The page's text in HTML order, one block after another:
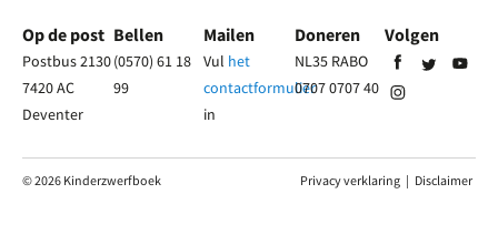
Op de post
Postbus 2130
7420 AC
Deventer
Bellen
(0570) 61 18
99
Mailen
Vul het
contactformulier
in
Doneren
NL35 RABO
0707 0707 40
Volgen
© 2026 Kinderzwerfboek Privacy verklaring | Disclaimer